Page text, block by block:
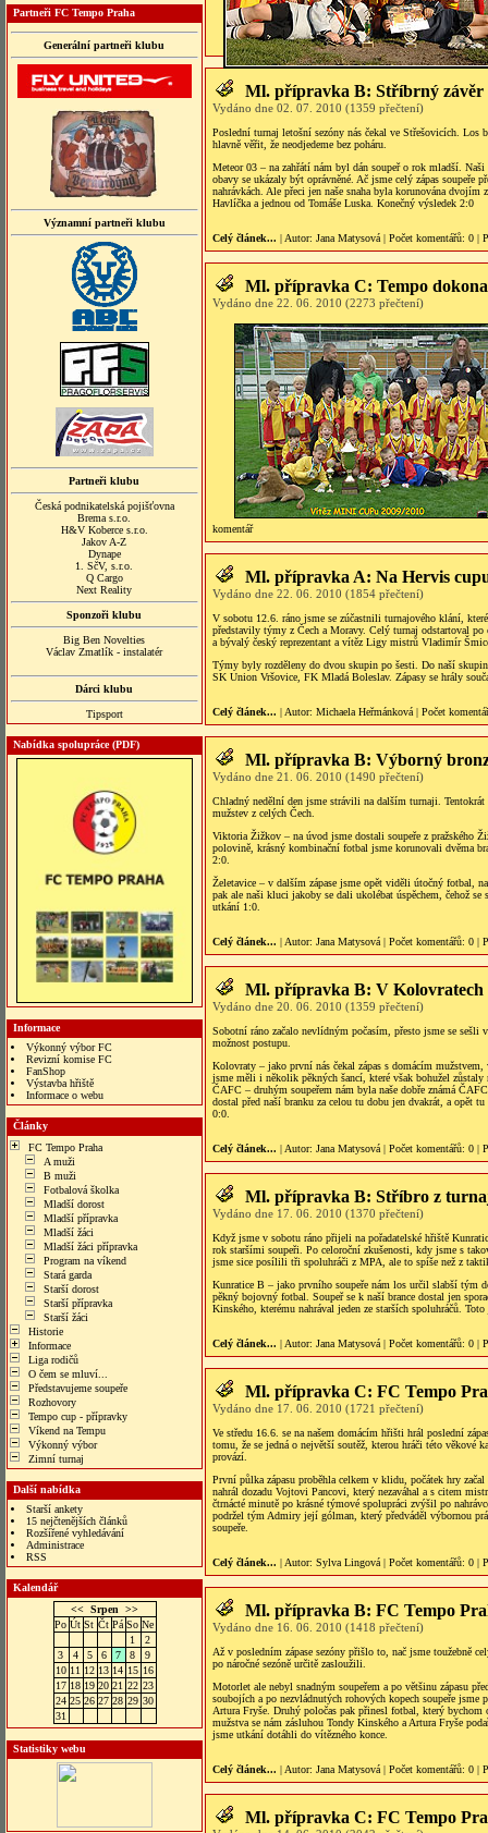
Partneři FC Tempo Praha
Generální partneři klubu
Významní partneři klubu
Partneři klubu
Česká podnikatelská pojišťovna
Brema s.r.o.
H&V Koberce s.r.o.
Jakov A-Z
Dynape
1. SčV, s.r.o.
Q Cargo
Next Reality
Sponzoři klubu
Big Ben Novelties
Václav Zmatlík - instalatér
Dárci klubu
Tipsport
Nabídka spolupráce (PDF)
Informace
Výkonný výbor FC
Revizní komise FC
FanShop
Výstavba hřiště
Informace o webu
veren siteler
Články
FC Tempo Praha
A muži
B muži
Fotbalová školka
Mladší dorost
Mladší přípravka
Mladší žáci
Mladší žáci přípravka
Program na víkend
Stará garda
Starší dorost
Starší přípravka
Starší žáci
Historie
Informace
Liga rodičů
O čem se mluví...
Představujeme soupeře
Rozhovory
Tempo cup - přípravky
Víkend na Tempu
Výkonný výbor
Zimní turnaj
Další nabídka
Starší ankety
15 nejčtenějších článků
Rozšířené vyhledávání
Administrace
RSS
Kalendář
<< Srpen
>>
Po Út St Čt Pá So Ne
1
2
3
4 5 6 7 8
9
10 11 12 13 14 15 16
17 18 19 20 21 22 23
24 25 26 27 28 29 30
31
Statistiky webu
Ml. přípravka B: Stříbrný závěr
Vydáno dne 02. 07. 2010 (1359 přečtení)
Poslední turnaj letošní sezóny nás čekal ve Střešovicích.
hlavně věřit, že neodjedeme bez poháru.
Meteor 03 – na zahřátí nám byl dán soupeř o rok mladší.
obavy se ukázaly být oprávněné. Ač jsme celý zápas
nahrávkách. Ale přeci jen naše snaha byla korunována
Havlíčka a jednou od Tomáše Luska. Konečný výsledek 2:0
Celý článek... | Autor: Jana Matysová | Počet komentářů: 0 |
Ml. přípravka C: Tempo
Vydáno dne 22. 06. 2010 (2273 přečtení)
komentář
Ml. přípravka A: Na Hervis
Vydáno dne 22. 06. 2010 (1854 přečtení)
V sobotu 12.6. ráno jsme se zúčastnili turnajového klání,
představily týmy z Čech a Moravy. Celý turnaj odstartoval
a bývalý český reprezentant a vítěz Ligy mistrů Vladimír
Týmy byly rozděleny do dvou skupin po šesti. Do naší
SK Union Vršovice, FK Mladá Boleslav. Zápasy se hrály
Celý článek... | Autor: Michaela Heřmánková | Počet
Ml. přípravka B: Výborný
Vydáno dne 21. 06. 2010 (1490 přečtení)
Chladný nedělní den jsme strávili na dalším turnaji.
mužstev z celých Čech.
Viktoria Žižkov – na úvod jsme dostali soupeře z pražského
polovině, krásný kombinační fotbal jsme korunovali dvěma
2:0.
Želetavice – v dalším zápase jsme opět viděli útočný fotbal,
pak ale naši kluci jakoby se dali ukolébat úspěchem, čehož
utkání 1:0.
Celý článek... | Autor: Jana Matysová | Počet komentářů: 0 |
Ml. přípravka B: V Kolovratech
Vydáno dne 20. 06. 2010 (1359 přečtení)
Sobotní ráno začalo nevlídným počasím, přesto jsme se
možnost postupu.
Kolovraty – jako první nás čekal zápas s domácím
jsme měli i několik pěkných šancí, které však bohužel
ČAFC – druhým soupeřem nám byla naše dobře známá
dostal před naší branku za celou tu dobu jen dvakrát, a opět
0:0.
Celý článek... | Autor: Jana Matysová | Počet komentářů: 0 |
Ml. přípravka B: Stříbro z
Vydáno dne 17. 06. 2010 (1370 přečtení)
Když jsme v sobotu ráno přijeli na pořadatelské hřiště
rok staršími soupeři. Po celoroční zkušenosti, kdy jsme s
jsme sice posílili tři spoluhráči z MPA, ale to spíše než z
Kunratice B – jako prvního soupeře nám los určil slabší tým
pěkný bojovný fotbal. Soupeř se k naší brance dostal jen
Kinského, kterému nahrával jeden ze starších spoluhráčů.
Celý článek... | Autor: Jana Matysová | Počet komentářů: 0 |
Ml. přípravka C: FC Tempo
Vydáno dne 17. 06. 2010 (1721 přečtení)
Ve středu 16.6. se na našem domácím hřišti hrál poslední
tomu, že se jedná o největší soutěž, kterou hráči této věkové
provází.
První půlka zápasu proběhla celkem v klidu, počátek hry
nahrál dozadu Vojtovi Pancovi, který nezaváhal a s citem
čtrnácté minutě po krásné týmové spolupráci zvýšil po
podržel tým Admiry její gólman, který předváděl výbornou
soupeře.
Celý článek... | Autor: Sylva Lingová | Počet komentářů: 0 |
Ml. přípravka B: FC Tempo
Vydáno dne 16. 06. 2010 (1418 přečtení)
Až v posledním zápase sezóny přišlo to, nač jsme toužebně
po náročné sezóně určitě zasloužili.
Motorlet ale nebyl snadným soupeřem a po většinu zápasu
soubojích a po nezvládnutých rohových kopech soupeře
Artura Fryše. Druhý poločas pak přinesl fotbal, který
mužstva se nám zásluhou Tondy Kinského a Artura Fryše
jsme utkání dotáhli do vítězného konce.
Celý článek... | Autor: Jana Matysová | Počet komentářů: 0 |
Ml. přípravka C: FC Tempo